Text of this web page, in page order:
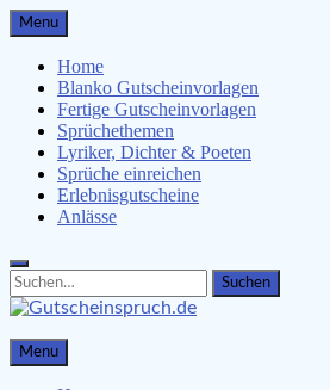
Skip
to
content
Menu
Home
Blanko Gutscheinvorlagen
Fertige Gutscheinvorlagen
Sprüchethemen
Lyriker, Dichter & Poeten
Sprüche einreichen
Erlebnisgutscheine
Anlässe
Search
for:
Search
Gutscheinspruch.de
Gutscheinsprüche &
Menu